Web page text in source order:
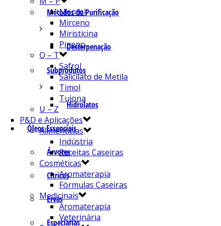
Métodos de Purificação
Desterpenação
Subprodutos
Hidrolatos
Óleos Essenciais
Árvores
Cítricos
Ervas
Especiarias
Mentol
Mirceno
Miristicina
Pineno
Q – T
Safrol
Salicilato de Metila
Timol
Tujona
U – Z
P&D e Aplicações
Alimentícias
Indústria
Receitas Caseiras
Cosméticas
Aromaterapia
Fórmulas Caseiras
Medicinais
Aromaterapia
Veterinária